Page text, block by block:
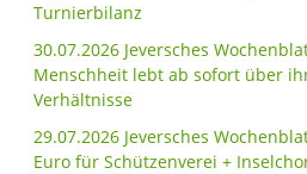
Turnierbilanz
30.07.2026 Jeversches
Menschheit lebt ab sofort über
Verhältnisse
29.07.2026 Jeversches
Euro für Schützenverei +